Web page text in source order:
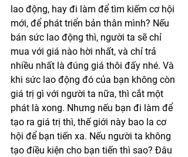
lao động, hay đi làm để tìm kiếm cơ hội
mới, để phát triển bản thân mình? Nếu
bán sức lao động thì, người ta sẽ chỉ
mua với giá nào hời nhất, và chỉ trả
nhiều nhất là đúng giá thôi đấy nhé. Và
khi sức lao động đó của bạn không còn
giá trị gì với người ta nữa, thì cắt một
phát là xong. Nhưng nếu bạn đi làm để
tạo ra giá trị thì, thế giới này bao la cơ
hội để bạn tiến xa. Nếu người ta không
tạo điều kiện cho bạn tiến thì sao? Đâu